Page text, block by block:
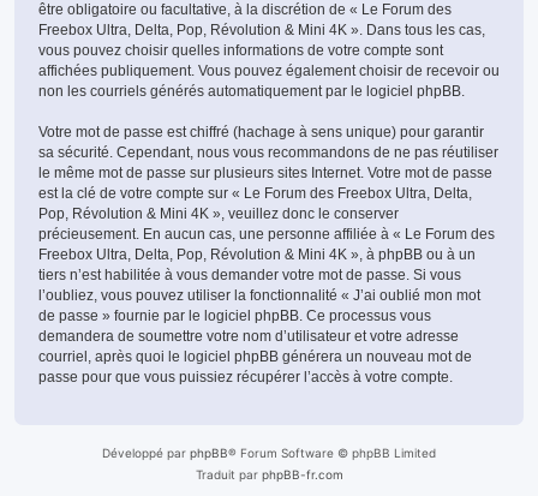
être obligatoire ou facultative, à la discrétion de « Le Forum des
Freebox Ultra, Delta, Pop, Révolution & Mini 4K ». Dans tous les cas,
vous pouvez choisir quelles informations de votre compte sont
affichées publiquement. Vous pouvez également choisir de recevoir ou
non les courriels générés automatiquement par le logiciel phpBB.
Votre mot de passe est chiffré (hachage à sens unique) pour garantir
sa sécurité. Cependant, nous vous recommandons de ne pas réutiliser
le même mot de passe sur plusieurs sites Internet. Votre mot de passe
est la clé de votre compte sur « Le Forum des Freebox Ultra, Delta,
Pop, Révolution & Mini 4K », veuillez donc le conserver
précieusement. En aucun cas, une personne affiliée à « Le Forum des
Freebox Ultra, Delta, Pop, Révolution & Mini 4K », à phpBB ou à un
tiers n’est habilitée à vous demander votre mot de passe. Si vous
l’oubliez, vous pouvez utiliser la fonctionnalité « J’ai oublié mon mot
de passe » fournie par le logiciel phpBB. Ce processus vous
demandera de soumettre votre nom d’utilisateur et votre adresse
courriel, après quoi le logiciel phpBB générera un nouveau mot de
passe pour que vous puissiez récupérer l’accès à votre compte.
Développé par phpBB® Forum Software © phpBB Limited
Traduit par phpBB-fr.com